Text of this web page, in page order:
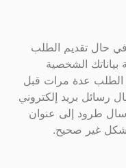
حال تقديم الطلب
الشخصية
الطلب عدة مرات قبل
رسائل بريد إلكتروني
طرود إلى عنوان
غير صحيح.